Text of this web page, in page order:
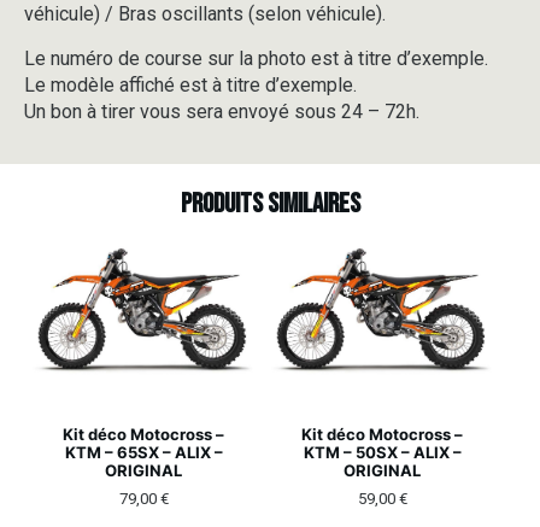
véhicule) / Bras oscillants (selon véhicule).
Le numéro de course sur la photo est à titre d’exemple.
Le modèle affiché est à titre d’exemple.
Un bon à tirer vous sera envoyé sous 24 – 72h.
Produits similaires
Kit déco Motocross –
KTM – 65SX – ALIX –
ORIGINAL
79,00 €
Kit déco Motocross –
KTM – 50SX – ALIX –
ORIGINAL
59,00 €